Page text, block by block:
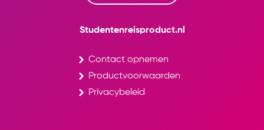
Studentenreisproduct.nl
Contact opnemen
Productvoorwaarden
Privacybeleid